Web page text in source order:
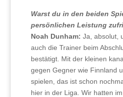
Warst du in den beiden
persönlichen Leistung
Noah Dunham: Ja, absolut,
auch die Trainer beim
bestätigt. Mit der kleinen
gegen Gegner wie Finnland
spielen, das ist schon
hier in der Liga. Wir hatten